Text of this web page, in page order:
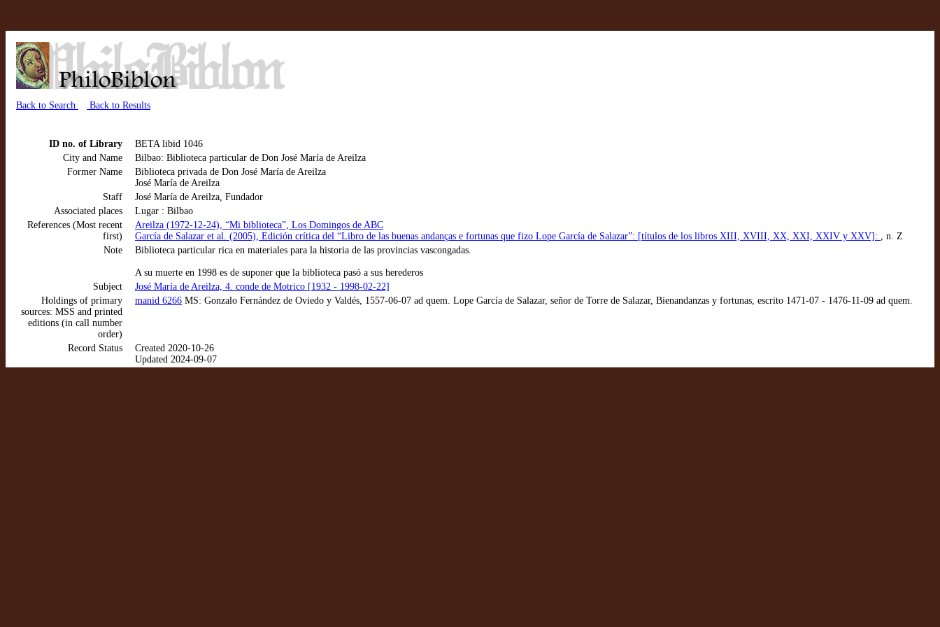
Back to Search Back to Results
ID no. of Library
BETA libid 1046
City and Name
Bilbao: Biblioteca particular de Don José María de Areilza
Former Name
Biblioteca privada de Don José María de Areilza
José María de Areilza
Staff
José María de Areilza, Fundador
Associated places
Lugar : Bilbao
References (Most recent
first)
Areilza (1972-12-24), “Mi biblioteca”, Los Domingos de ABC
García de Salazar et al. (2005), Edición crítica del “Libro de las buenas andanças e fortunas que fizo Lope García de Salazar”: [títulos de los libros XIII, XVIII, XX, XXI, XXIV y XXV]: , n. Z
Note
Biblioteca particular rica en materiales para la historia de las provincias vascongadas.
A su muerte en 1998 es de suponer que la biblioteca pasó a sus herederos
Subject
José María de Areilza, 4. conde de Motrico [1932 - 1998-02-22]
Holdings of primary
sources: MSS and printed
editions (in call number
order)
manid 6266 MS: Gonzalo Fernández de Oviedo y Valdés, 1557-06-07 ad quem. Lope García de Salazar, señor de Torre de Salazar, Bienandanzas y fortunas, escrito 1471-07 - 1476-11-09 ad quem.
Record Status
Created 2020-10-26
Updated 2024-09-07